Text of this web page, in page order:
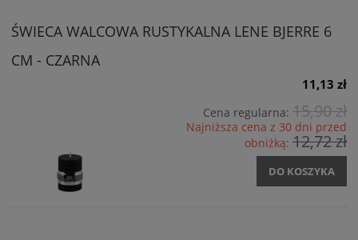
ŚWIECA WALCOWA RUSTYKALNA LENE BJERRE 6
CM - CZARNA
11,13 zł
Cena regularna: 15,90 zł
Najniższa cena z 30 dni przed
obniżką: 12,72 zł
DO KOSZYKA